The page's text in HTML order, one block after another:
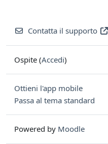
Contatta il supporto
Ospite (Accedi)
Ottieni l'app mobile
Passa al tema standard
Powered by Moodle